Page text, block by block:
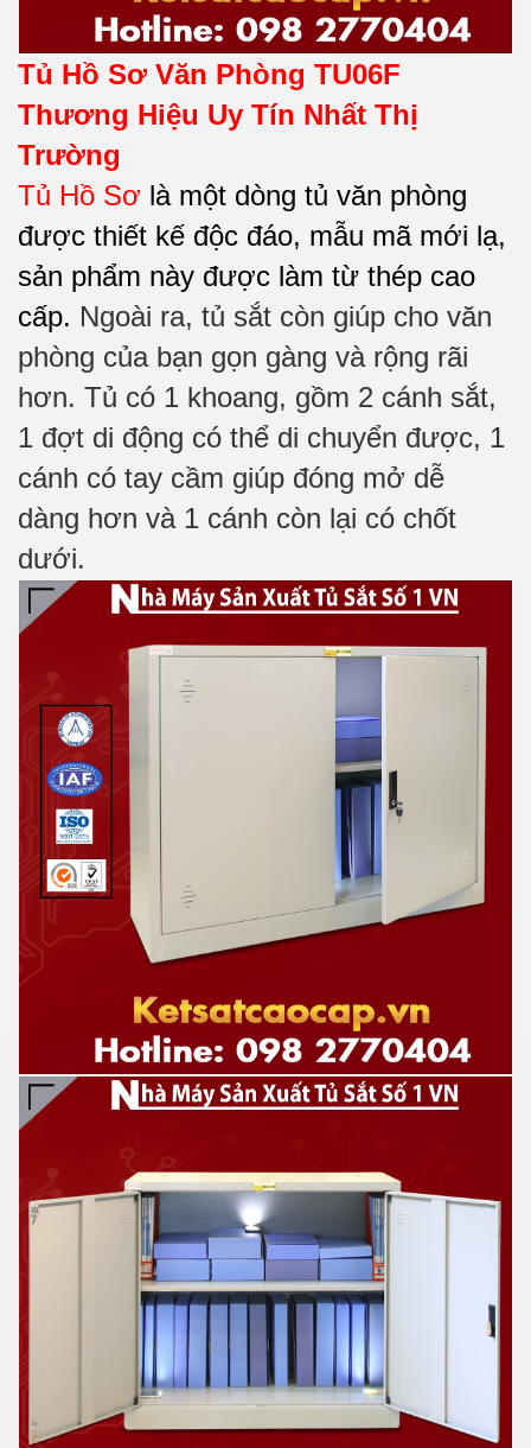
Tủ Hồ Sơ Văn Phòng TU06F
Thương Hiệu Uy Tín Nhất Thị
Trường
Tủ Hồ Sơ là một dòng tủ văn phòng
được thiết kế độc đáo, mẫu mã mới lạ,
sản phẩm này được làm từ thép cao
cấp. Ngoài ra, tủ sắt còn giúp cho văn
phòng của bạn gọn gàng và rộng rãi
hơn. Tủ có 1 khoang, gồm 2 cánh sắt,
1 đợt di động có thể di chuyển được, 1
cánh có tay cầm giúp đóng mở dễ
dàng hơn và 1 cánh còn lại có chốt
dưới.